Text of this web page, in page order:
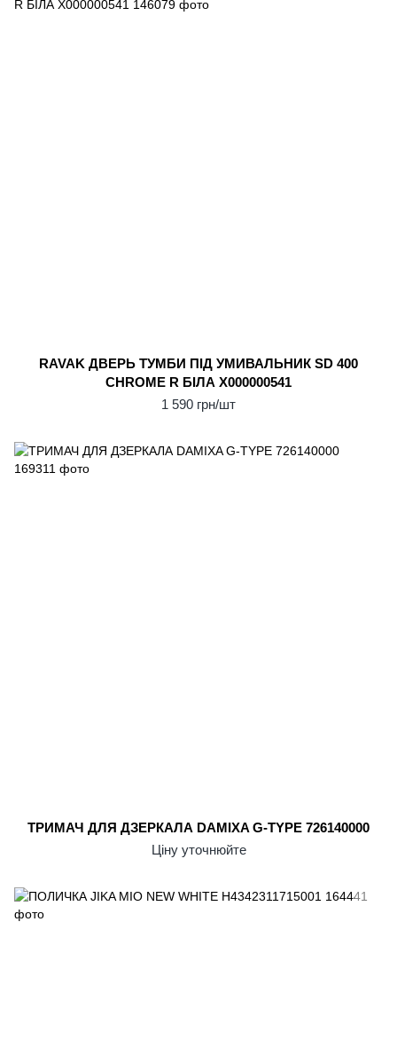
RAVAK ДВЕРЬ ТУМБИ ПІД УМИВАЛЬНИК SD 400
CHROME R БІЛА X000000541
1 590 грн/шт
ТРИМАЧ ДЛЯ ДЗЕРКАЛА DAMIXA G-TYPE 726140000
Ціну уточнюйте